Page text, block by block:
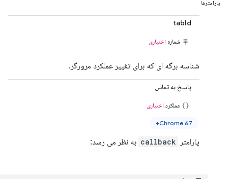
پارامترها
tabId
شماره اختیاری
شناسه برگه ای که برای تغییر عملکرد مرورگر.
پاسخ به تماس
عملکرد اختیاری
Chrome 67+
پارامتر callback به نظر می رسد: